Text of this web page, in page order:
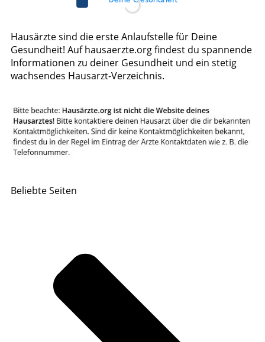
Hausärzte sind die erste Anlaufstelle für Deine
Gesundheit! Auf hausaerzte.org findest du spannende
Informationen zu deiner Gesundheit und ein stetig
wachsendes Hausarzt-Verzeichnis.
Beliebte Seiten